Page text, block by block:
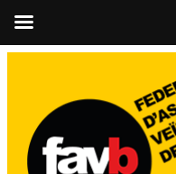
contingut